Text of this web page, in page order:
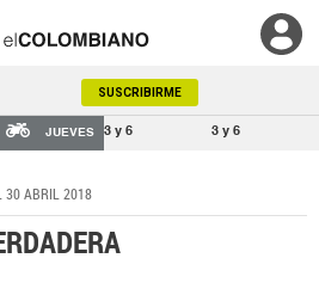
SUSCRIBIRME
JUEVES 3 y 6 3 y 6
30 ABRIL 2018